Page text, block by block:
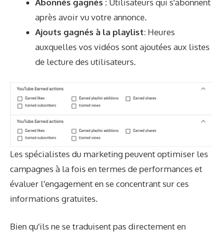
Abonnés gagnés : Utilisateurs qui s'abonnent
après avoir vu votre annonce.
Ajouts gagnés à la playlist: Heures
auxquelles vos vidéos sont ajoutées aux listes
de lecture des utilisateurs.
Les spécialistes du marketing peuvent optimiser les
campagnes à la fois en termes de performances et
évaluer l'engagement en se concentrant sur ces
informations gratuites.
Bien qu'ils ne se traduisent pas directement en